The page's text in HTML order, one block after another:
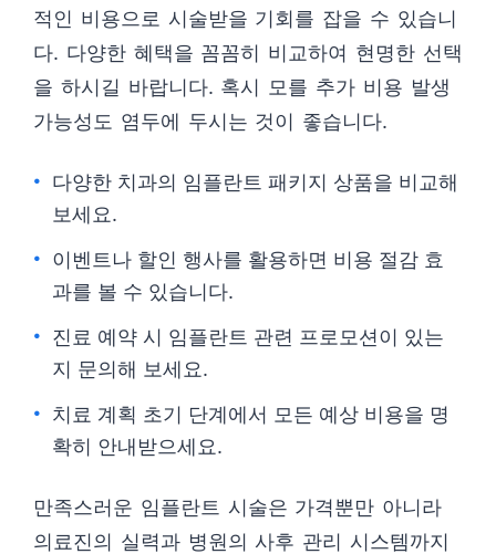
적인 비용으로 시술받을 기회를 잡을 수 있습니
다. 다양한 혜택을 꼼꼼히 비교하여 현명한 선택
을 하시길 바랍니다. 혹시 모를 추가 비용 발생
가능성도 염두에 두시는 것이 좋습니다.
다양한 치과의 임플란트 패키지 상품을 비교해
보세요.
이벤트나 할인 행사를 활용하면 비용 절감 효
과를 볼 수 있습니다.
진료 예약 시 임플란트 관련 프로모션이 있는
지 문의해 보세요.
치료 계획 초기 단계에서 모든 예상 비용을 명
확히 안내받으세요.
만족스러운 임플란트 시술은 가격뿐만 아니라
의료진의 실력과 병원의 사후 관리 시스템까지